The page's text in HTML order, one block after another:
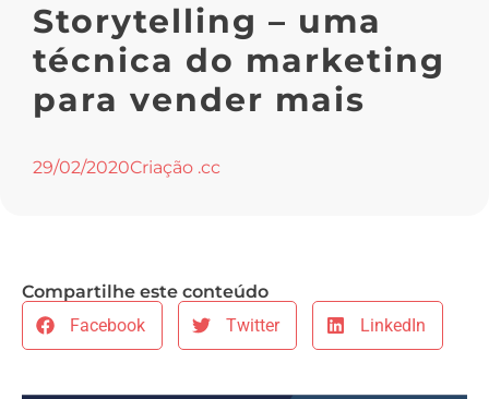
Storytelling – uma
técnica do marketing
para vender mais
29/02/2020Criação .cc
Compartilhe este conteúdo
Facebook
Twitter LinkedIn